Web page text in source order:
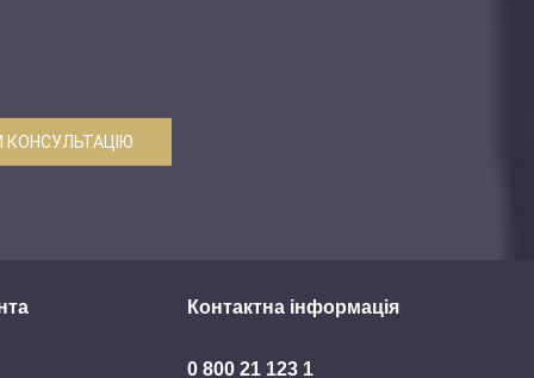
Контактна інформація
0 800 21 123 1